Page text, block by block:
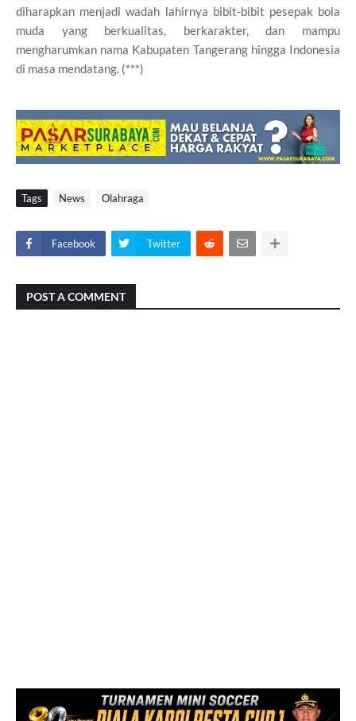
diharapkan menjadi wadah lahirnya bibit-bibit pesepak bola
muda yang berkualitas, berkarakter, dan mampu
mengharumkan nama Kabupaten Tangerang hingga Indonesia
di masa mendatang. (***)
Tags News Olahraga
Facebook Twitter
POST A COMMENT